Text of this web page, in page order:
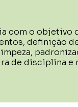
com o
definição
de disciplina e